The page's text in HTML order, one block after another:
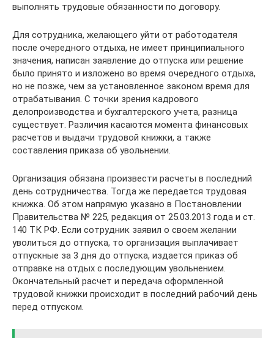
выполнять трудовые обязанности по договору.
Для сотрудника, желающего уйти от работодателя
после очередного отдыха, не имеет принципиального
значения, написан заявление до отпуска или решение
было принято и изложено во время очередного отдыха,
но не позже, чем за установленное законом время для
отрабатывания. С точки зрения кадрового
делопроизводства и бухгалтерского учета, разница
существует. Различия касаются момента финансовых
расчетов и выдачи трудовой книжки, а также
составления приказа об увольнении.
Организация обязана произвести расчеты в последний
день сотрудничества. Тогда же передается трудовая
книжка. Об этом напрямую указано в Постановлении
Правительства № 225, редакция от 25.03.2013 года и ст.
140 ТК РФ. Если сотрудник заявил о своем желании
уволиться до отпуска, то организация выплачивает
отпускные за 3 дня до отпуска, издается приказ об
отправке на отдых с последующим увольнением.
Окончательный расчет и передача оформленной
трудовой книжки происходит в последний рабочий день
перед отпуском.